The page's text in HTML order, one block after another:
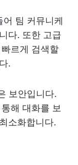
팀 커뮤니케
다. 또한 고급
르게 검색할
.
보안입니다.
해 대화를 보
소화합니다.